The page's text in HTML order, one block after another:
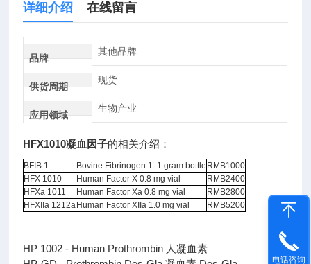
详细介绍 在线留言
品牌
其他品牌
供货周期
现货
应用领域
生物产业
HFX1010凝血因子的相关介绍：
BFIB 1 Bovine Fibrinogen 1 1 gram bottle RMB1000
HFX 1010
Human Factor X 0.8 mg vial
RMB2400
HFXa 1011
Human Factor Xa 0.8 mg vial
RMB2800
HFXIIa 1212a Human Factor XIIa 1.0 mg vial RMB5200
HP 1002 - Human Prothrombin 人凝血素
电话咨询